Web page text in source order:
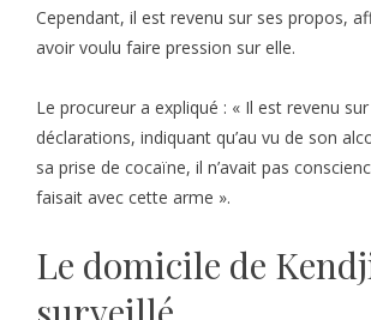
Cependant, il est revenu sur ses propos,
avoir voulu faire pression sur elle.
Le procureur a expliqué : « Il est revenu
déclarations, indiquant qu’au vu de son
sa prise de cocaïne, il n’avait pas
faisait avec cette arme ».
Le domicile de